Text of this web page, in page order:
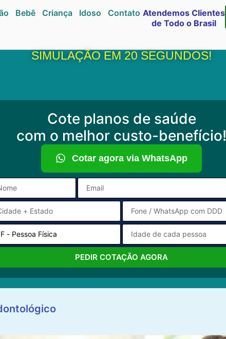
Bebê Criança Idoso Contato Atendemos Clientes
de Todo o Brasil
SIMULAÇÃO EM 20 SEGUNDOS!
Cote planos de saúde
com o melhor custo-benefício!
Cotar agora via WhatsApp
PEDIR COTAÇÃO AGORA